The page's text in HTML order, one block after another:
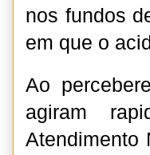
nos fundos
em que o
Ao
agiram
Atendimento